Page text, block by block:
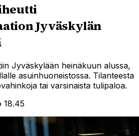
Jyväskylän
Jyväskylään heinäkuun alussa,
asuinhuoneistossa. Tilanteesta
tai varsinaista tulipaloa.
18.45